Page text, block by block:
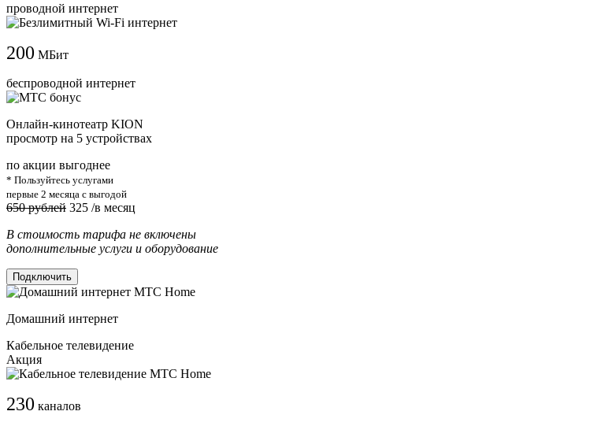
проводной интернет
200 МБит
беспроводной интернет
Онлайн-кинотеатр KION
просмотр на 5 устройствах
по акции выгоднее
* Пользуйтесь услугами
первые 2 месяца с выгодой
650 рублей 325 /в месяц
В стоимость тарифа не включены
дополнительные услуги и оборудование
Подключить
Домашний интернет
Кабельное телевидение
Акция
230 каналов